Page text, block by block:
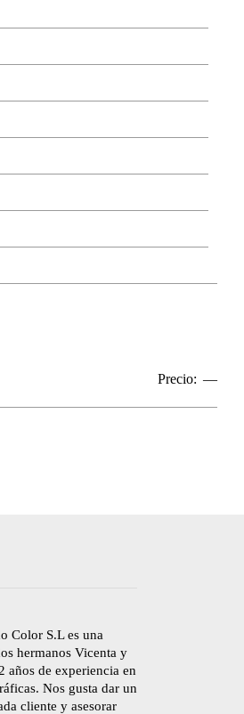
Precio: —
Color S.L es una
hermanos Vicenta y
años de experiencia en
Nos gusta dar un
cliente y asesorar